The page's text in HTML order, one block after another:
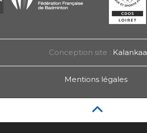
Conception site : Kalankaa
Mentions légales